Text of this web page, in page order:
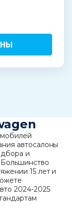
автосалоны
и
Большинство
15 лет и
2024-2025